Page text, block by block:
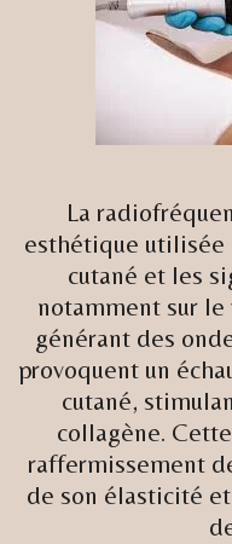
La
esthétique
cutané et les
notamment sur
générant des
provoquent un
cutané,
collagène.
raffermissement
de son élasticité